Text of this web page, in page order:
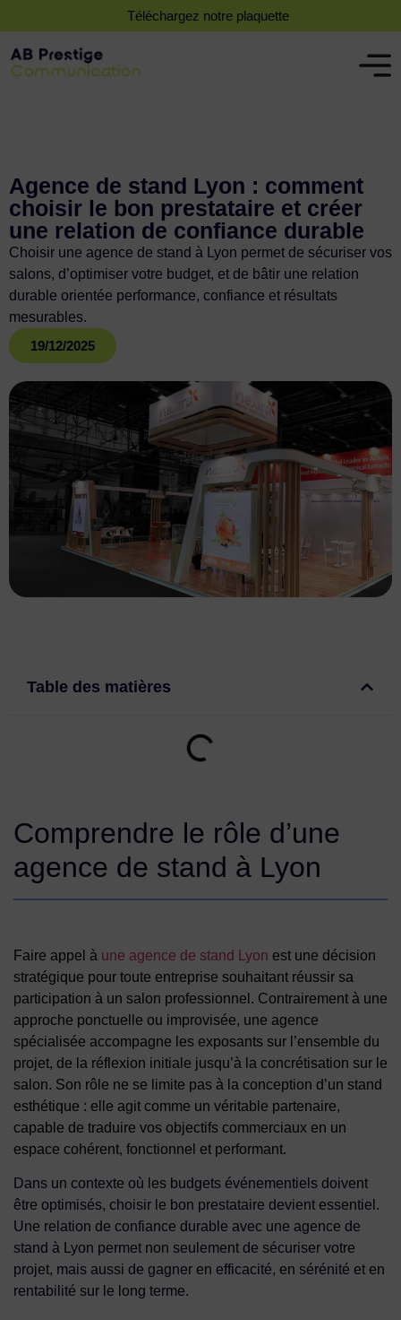
Téléchargez notre plaquette
Agence de stand Lyon : comment
choisir le bon prestataire et créer
une relation de confiance durable
Choisir une agence de stand à Lyon permet de sécuriser vos
salons, d’optimiser votre budget, et de bâtir une relation
durable orientée performance, confiance et résultats
mesurables.
19/12/2025
Table des matières
Comprendre le rôle d’une
agence de stand à Lyon
Faire appel à une agence de stand Lyon est une décision
stratégique pour toute entreprise souhaitant réussir sa
participation à un salon professionnel. Contrairement à une
approche ponctuelle ou improvisée, une agence
spécialisée accompagne les exposants sur l’ensemble du
projet, de la réflexion initiale jusqu’à la concrétisation sur le
salon. Son rôle ne se limite pas à la conception d’un stand
esthétique : elle agit comme un véritable partenaire,
capable de traduire vos objectifs commerciaux en un
espace cohérent, fonctionnel et performant.
Dans un contexte où les budgets événementiels doivent
être optimisés, choisir le bon prestataire devient essentiel.
Une relation de confiance durable avec une agence de
stand à Lyon permet non seulement de sécuriser votre
projet, mais aussi de gagner en efficacité, en sérénité et en
rentabilité sur le long terme.